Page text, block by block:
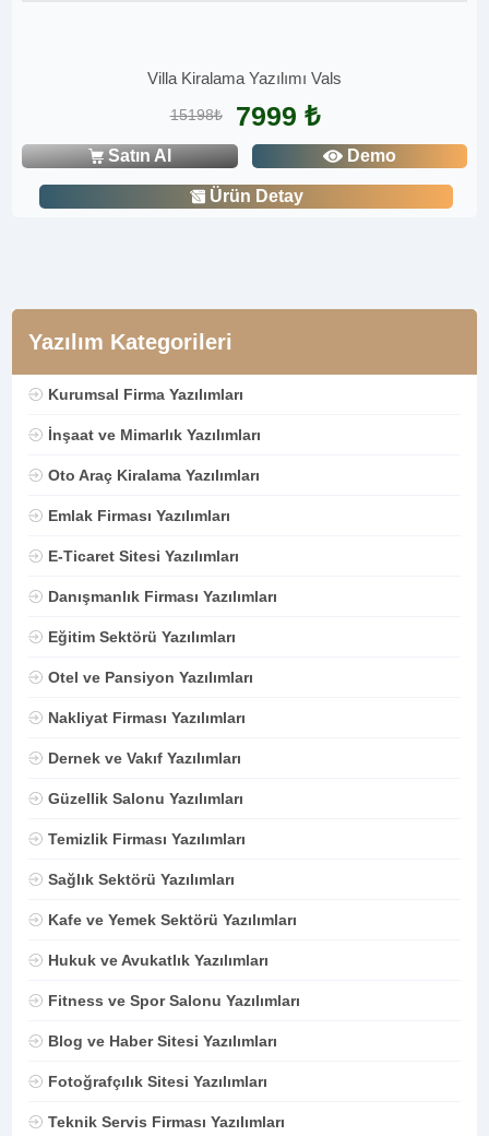
Yazılım Kategorileri
Kurumsal Firma Yazılımları
İnşaat ve Mimarlık Yazılımları
Oto Araç Kiralama Yazılımları
Emlak Firması Yazılımları
E-Ticaret Sitesi Yazılımları
Danışmanlık Firması Yazılımları
Eğitim Sektörü Yazılımları
Otel ve Pansiyon Yazılımları
Nakliyat Firması Yazılımları
Dernek ve Vakıf Yazılımları
Güzellik Salonu Yazılımları
Temizlik Firması Yazılımları
Sağlık Sektörü Yazılımları
Kafe ve Yemek Sektörü Yazılımları
Hukuk ve Avukatlık Yazılımları
Fitness ve Spor Salonu Yazılımları
Blog ve Haber Sitesi Yazılımları
Fotoğrafçılık Sitesi Yazılımları
Teknik Servis Firması Yazılımları
Villa Kiralama Yazılımı Vals
15198₺ 7999 ₺
Satın Al Demo
Ürün Detay